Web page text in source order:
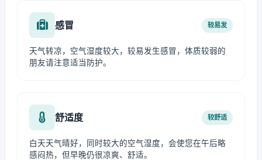
感冒 较易发
天气转凉，空气湿度较大，较易发生感冒，体质较弱的
朋友请注意适当防护。
舒适度 较舒适
白天天气晴好，同时较大的空气湿度，会使您在午后略
感闷热，但早晚仍很凉爽、舒适。